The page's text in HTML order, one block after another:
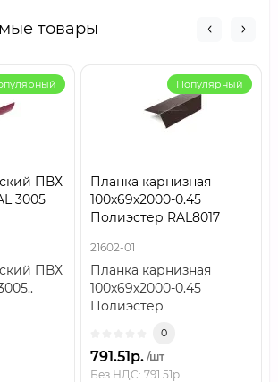
товары
ПВХ
3005
ПВХ
Популярный
Планка карнизная
100х69х2000-0.45
Полиэстер RAL8017
21602-01
Планка карнизная
100х69х2000-0.45
Полиэстер
карнизная формата
100х69х2000 с толщи..
0
791.51р. /шт
Без НДС: 791.51р.